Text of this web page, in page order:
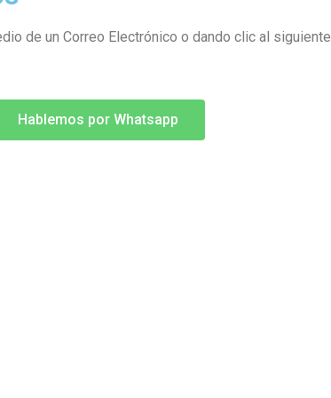
de un Correo Electrónico o dando clic al siguiente
Hablemos por Whatsapp